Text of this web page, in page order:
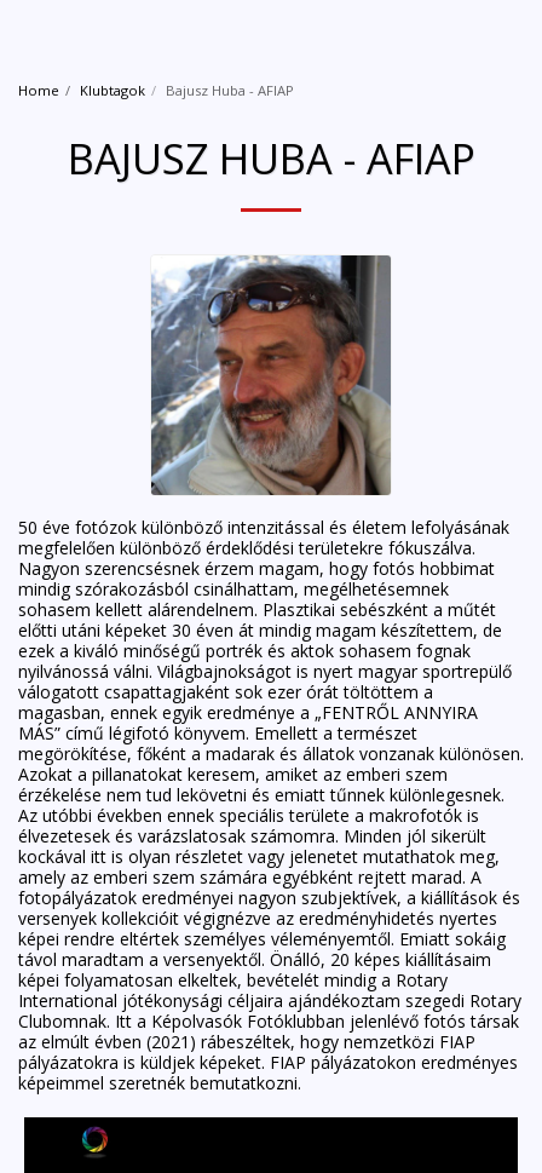
Home Klubtagok Bajusz Huba - AFIAP
BAJUSZ HUBA - AFIAP
50 éve fotózok különböző intenzitással és életem lefolyásának
megfelelően különböző érdeklődési területekre fókuszálva.
Nagyon szerencsésnek érzem magam, hogy fotós hobbimat
mindig szórakozásból csinálhattam, megélhetésemnek
sohasem kellett alárendelnem. Plasztikai sebészként a műtét
előtti utáni képeket 30 éven át mindig magam készítettem, de
ezek a kiváló minőségű portrék és aktok sohasem fognak
nyilvánossá válni. Világbajnokságot is nyert magyar sportrepülő
válogatott csapattagjaként sok ezer órát töltöttem a
magasban, ennek egyik eredménye a „FENTRŐL ANNYIRA
MÁS” című légifotó könyvem. Emellett a természet
megörökítése, főként a madarak és állatok vonzanak különösen.
Azokat a pillanatokat keresem, amiket az emberi szem
érzékelése nem tud lekövetni és emiatt tűnnek különlegesnek.
Az utóbbi években ennek speciális területe a makrofotók is
élvezetesek és varázslatosak számomra. Minden jól sikerült
kockával itt is olyan részletet vagy jelenetet mutathatok meg,
amely az emberi szem számára egyébként rejtett marad. A
fotopályázatok eredményei nagyon szubjektívek, a kiállítások és
versenyek kollekcióit végignézve az eredményhidetés nyertes
képei rendre eltértek személyes véleményemtől. Emiatt sokáig
távol maradtam a versenyektől. Önálló, 20 képes kiállításaim
képei folyamatosan elkeltek, bevételét mindig a Rotary
International jótékonysági céljaira ajándékoztam szegedi Rotary
Clubomnak. Itt a Képolvasók Fotóklubban jelenlévő fotós társak
az elmúlt évben (2021) rábeszéltek, hogy nemzetközi FIAP
pályázatokra is küldjek képeket. FIAP pályázatokon eredményes
képeimmel szeretnék bemutatkozni.